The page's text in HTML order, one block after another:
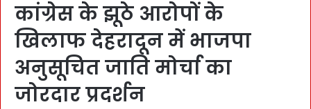
कांग्रेस के झूठे आरोपों के
खिलाफ देहरादून में भाजपा
अनुसूचित जाति मोर्चा का
जोरदार प्रदर्शन